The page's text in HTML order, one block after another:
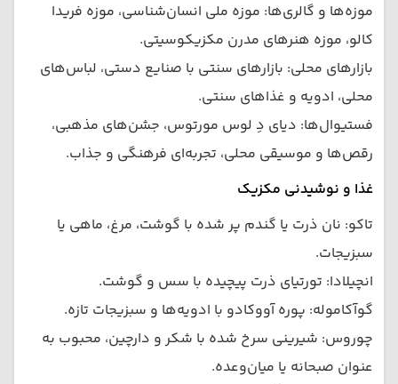
موزه‌ها و گالری‌ها: موزه ملی انسان‌شناسی، موزه فریدا
کالو، موزه هنرهای مدرن مکزیکوسیتی.
بازارهای محلی: بازارهای سنتی با صنایع دستی، لباس‌های
محلی، ادویه و غذاهای سنتی.
فستیوال‌ها: دیای دِ لوس مورتوس، جشن‌های مذهبی،
رقص‌ها و موسیقی محلی، تجربه‌ای فرهنگی و جذاب.
غذا و نوشیدنی مکزیک
تاکو: نان ذرت یا گندم پر شده با گوشت، مرغ، ماهی یا
سبزیجات.
انچیلادا: تورتیای ذرت پیچیده با سس و گوشت.
گوآکاموله: پوره آووکادو با ادویه‌ها و سبزیجات تازه.
چوروس: شیرینی سرخ شده با شکر و دارچین، محبوب به
عنوان صبحانه یا میان‌وعده.